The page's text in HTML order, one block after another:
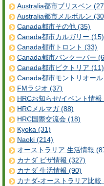
Australia都市ブリスベン
Australia都市メルボルン
Canada都市その他 (35)
Canada都市カルガリー (15)
Canada都市トロント (33)
Canada都市バンクーバー
Canada都市ビクトリア (11)
Canada都市モントリオー
FMラジオ (37)
HRCお知らせ/イベント情報
HRCメルマガ (88)
HRC国際交流会 (18)
Kyoka (31)
Naoki (214)
オーストラリア 生活情報
カナダ ビザ情報 (327)
カナダ 生活情報 (90)
カナダ-オーストラリア比較